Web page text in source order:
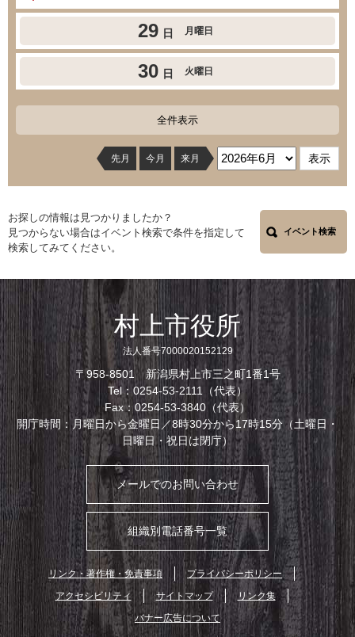
29 日 月曜日
30 日 火曜日
全件表示
先月 今月 来月
お探しの情報は見つかりましたか？
見つからない場合はイベント検索で条件を指定して
検索してみてください。
イベント検索
村上市役所
法人番号7000020152129
〒958-8501 新潟県村上市三之町1番1号
Tel：0254-53-2111（代表）
Fax：0254-53-3840（代表）
開庁時間：月曜日から金曜日／8時30分から17時15分（土曜日・
日曜日・祝日は閉庁）
メールでのお問い合わせ
組織別電話番号一覧
リンク・著作権・免責事項
プライバシーポリシー
アクセシビリティ
サイトマップ
リンク集
バナー広告について